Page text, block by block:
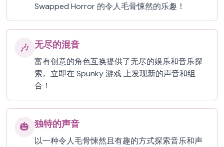
Swapped Horror 的令人毛骨悚然的乐趣！
🎶 无尽的混音
富有创意的角色互换提供了无尽的娱乐和音乐探
索。立即在 Spunky 游戏 上发现新的声音和组
合！
🎃 独特的声音
以一种令人毛骨悚然且有趣的方式探索音乐和声